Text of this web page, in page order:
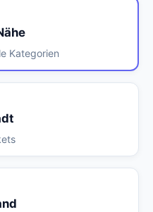
Kategorien